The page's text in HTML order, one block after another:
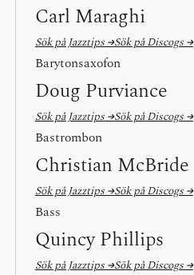
Carl Maraghi
Sök på Jazztips →Sök på Discogs →
Barytonsaxofon
Doug Purviance
Sök på Jazztips →Sök på Discogs →
Bastrombon
Christian McBride
Sök på Jazztips →Sök på Discogs →
Bass
Quincy Phillips
Sök på Jazztips →Sök på Discogs →